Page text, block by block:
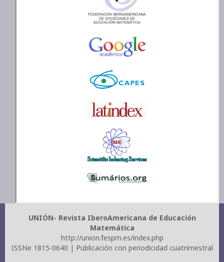
UNIÓN- Revista IberoAmericana de Educación
Matemática
http://union.fespm.es/index.php
ISSNe 1815-0640 | Publicación con periodicidad cuatrimestral